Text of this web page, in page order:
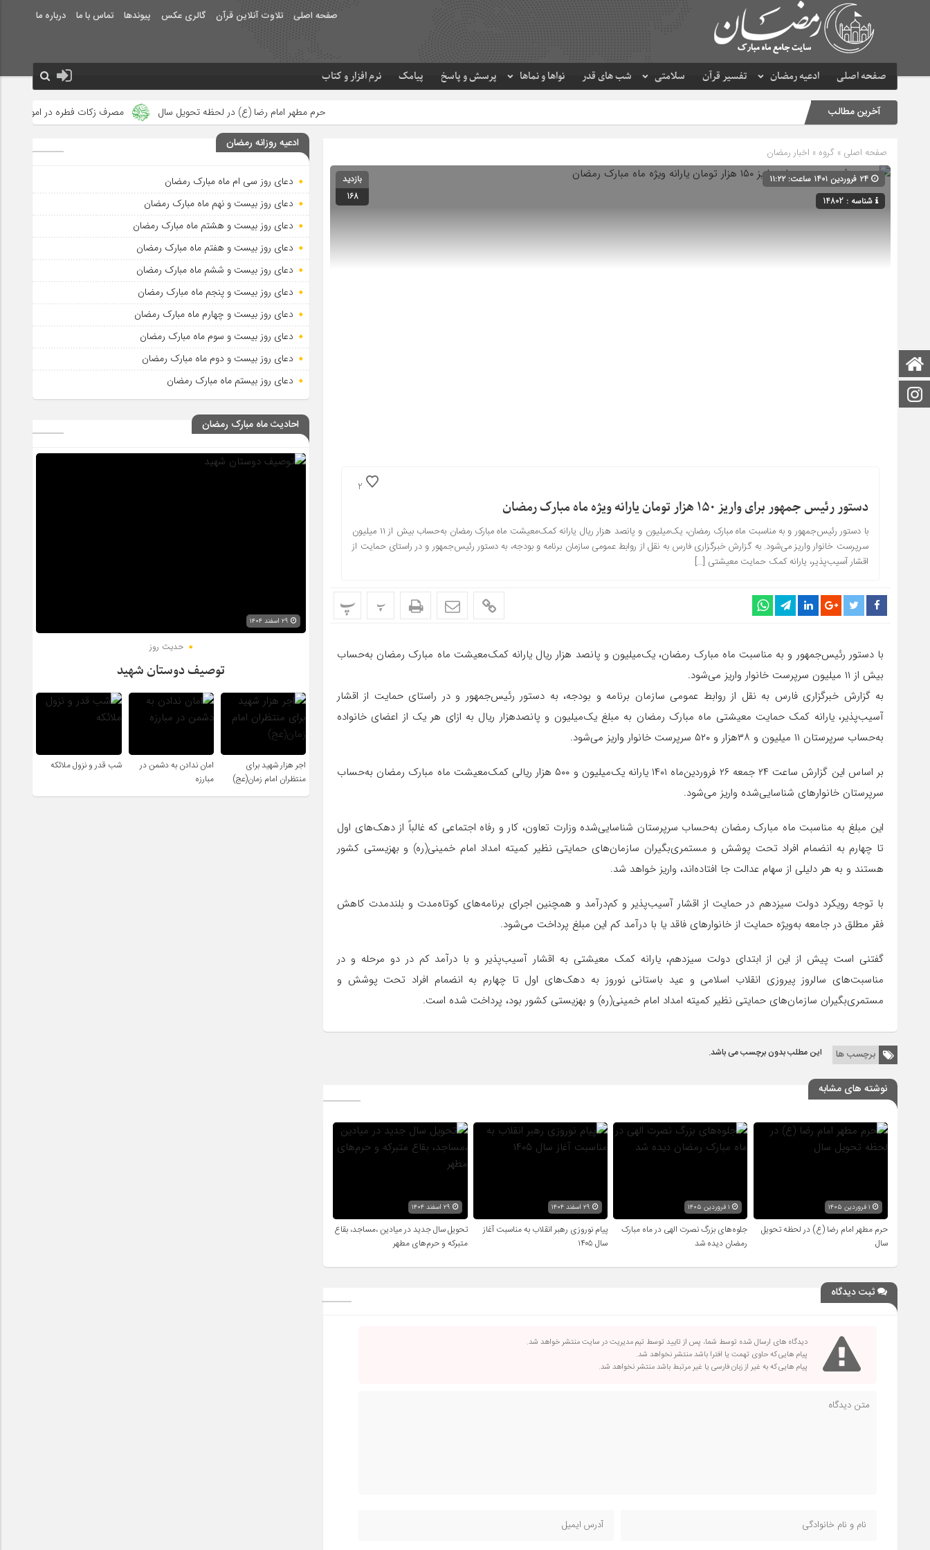
صفحه اصلی تلاوت آنلاین قرآن گالری عکس پیوندها تماس با ما درباره ما
صفحه اصلی ادعیه رمضان تفسیر قرآن سلامتی شب های قدر نواها و نماها پرسش و پاسخ پیامک نرم افزار و کتاب
آخرین مطالب حرم مطهر امام رضا (ع) در لحظه تحویل سال مصرف زکات فطره در امور فرهنگی
صفحه اصلی » گروه » اخبار رمضان
شناسه : 14802
بازدید
168
2
دستور رئیس جمهور برای واریز ۱۵۰ هزار تومان یارانه ویژه ماه مبارک رمضان
با دستور رئیس‌جمهور و به مناسبت ماه مبارک رمضان، یک‌میلیون و پانصد هزار ریال یارانه کمک‌معیشت ماه مبارک رمضان به‌حساب بیش از ۱۱ میلیون
سرپرست خانوار واریز می‌شود. به گزارش خبرگزاری فارس به نقل از روابط عمومی سازمان برنامه و بودجه، به دستور رئیس‌جمهور و در راستای حمایت از
اقشار آسیب‌پذیر، یارانه کمک حمایت معیشتی […]
پ پ
با دستور رئیس‌جمهور و به مناسبت ماه مبارک رمضان، یک‌میلیون و پانصد هزار ریال یارانه کمک‌معیشت ماه مبارک رمضان به‌حساب
بیش از ۱۱ میلیون سرپرست خانوار واریز می‌شود.
به گزارش خبرگزاری فارس به نقل از روابط عمومی سازمان برنامه و بودجه، به دستور رئیس‌جمهور و در راستای حمایت از اقشار
آسیب‌پذیر، یارانه کمک حمایت معیشتی ماه مبارک رمضان به مبلغ یک‌میلیون و پانصدهزار ریال به ازای هر یک از اعضای خانواده
به‌حساب سرپرستان ۱۱ میلیون و ۳۸هزار و ۵۲۰ سرپرست خانوار واریز می‌شود.
بر اساس این گزارش ساعت ۲۴ جمعه ۲۶ فروردین‌ماه ۱۴۰۱ یارانه یک‌میلیون و ۵۰۰ هزار ریالی کمک‌معیشت ماه مبارک رمضان به‌حساب
سرپرستان خانوارهای شناسایی‌شده واریز می‌شود.
این مبلغ به مناسبت ماه مبارک رمضان به‌حساب سرپرستان شناسایی‌شده وزارت تعاون، کار و رفاه اجتماعی که غالباً از دهک‌های اول
تا چهارم به انضمام افراد تحت پوشش و مستمری‌بگیران سازمان‌های حمایتی نظیر کمیته امداد امام خمینی(ره) و بهزیستی کشور
هستند و به هر دلیلی از سهام عدالت جا افتاده‌اند، واریز خواهد شد.
با توجه رویکرد دولت سیزدهم در حمایت از اقشار آسیب‌پذیر و کم‌درآمد و همچنین اجرای برنامه‌های کوتاه‌مدت و بلندمدت کاهش
فقر مطلق در جامعه به‌ویژه حمایت از خانوارهای فاقد یا با درآمد کم این مبلغ پرداخت می‌شود.
گفتنی است پیش از این از ابتدای دولت سیزدهم، یارانه کمک معیشتی به اقشار آسیب‌پذیر و با درآمد کم در دو مرحله و در
مناسبت‌های سالروز پیروزی انقلاب اسلامی و عید باستانی نوروز به دهک‌های اول تا چهارم به انضمام افراد تحت پوشش و
مستمری‌بگیران سازمان‌های حمایتی نظیر کمیته امداد امام خمینی(ره) و بهزیستی کشور بود، پرداخت شده است.
برچسب ها این مطلب بدون برچسب می باشد.
نوشته های مشابه
حرم مطهر امام رضا (ع) در لحظه تحویل
سال
۱ فروردین ۱۴۰۵
جلوه‌های بزرگ نصرت الهی در ماه مبارک
رمضان دیده شد
پیام نوروزی رهبر انقلاب به مناسبت آغاز
سال ۱۴۰۵
تحویل سال‌ جدید در میادین ،مساجد، بقاع
متبرکه‌ و حرم‌های‌ مطهر
ثبت دیدگاه
دیدگاه های ارسال شده توسط شما، پس از تایید توسط تیم مدیریت در سایت منتشر خواهد شد.
پیام هایی که حاوی تهمت یا افترا باشد منتشر نخواهد شد.
پیام هایی که به غیر از زبان فارسی یا غیر مرتبط باشد منتشر نخواهد شد.
ادعیه روزانه رمضان
دعای روز سی ام ماه مبارک رمضان
دعای روز بیست و نهم ماه مبارک رمضان
دعای روز بیست و هشتم ماه مبارک رمضان
دعای روز بیست و هفتم ماه مبارک رمضان
دعای روز بیست و ششم ماه مبارک رمضان
دعای روز بیست و پنجم ماه مبارک رمضان
دعای روز بیست و چهارم ماه مبارک رمضان
دعای روز بیست و سوم ماه مبارک رمضان
دعای روز بیست و دوم ماه مبارک رمضان
دعای روز بیستم ماه مبارک رمضان
احادیث ماه مبارک رمضان
حدیث روز
توصیف دوستان شهید
اجر هزار شهید برای
منتظران امام زمان(عج)
امان ندادن به دشمن در
مبارزه
شب قدر و نزول ملائکه